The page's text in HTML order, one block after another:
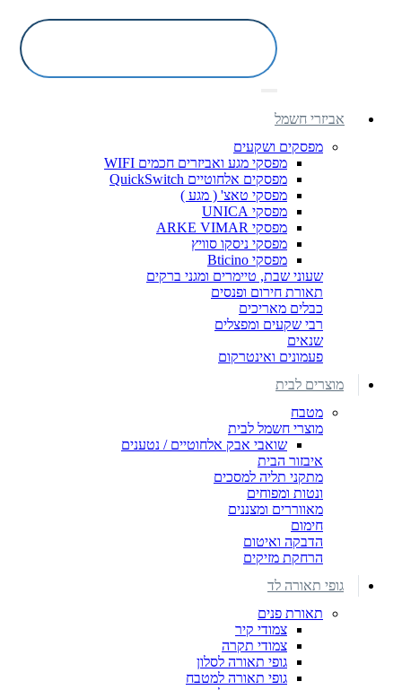
אביזרי חשמל
מפסקים ושקעים
מפסקי מגע ואביזרים חכמים WIFI
מפסקים אלחוטיים QuickSwitch
מפסקי טאצ' ( מגע )
מפסקי UNICA
מפסקי ARKE VIMAR
מפסקי ניסקו סוויץ
מפסקי Bticino
שעוני שבת, טיימרים ומגני ברקים
תאורת חירום ופנסים
כבלים מאריכים
רבי שקעים ומפצלים
שנאים
פעמונים ואינטרקום
מוצרים לבית
מטבח
מוצרי חשמל לבית
שואבי אבק אלחוטיים / נטענים
איבזור הבית
מתקני תליה למסכים
ונטות ומפוחים
מאווררים ומצננים
חימום
הדבקה ואיטום
הרחקת מזיקים
גופי תאורה לד
תאורת פנים
צמודי קיר
צמודי תקרה
גופי תאורה לסלון
גופי תאורה למטבח